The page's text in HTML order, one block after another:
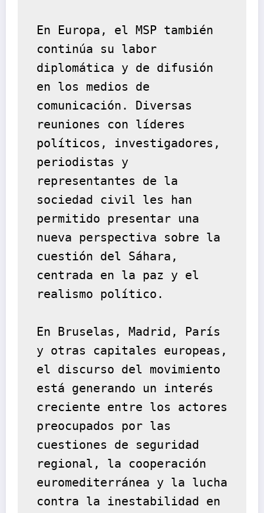
En Europa, el MSP también
continúa su labor
diplomática y de difusión
en los medios de
comunicación. Diversas
reuniones con líderes
políticos, investigadores,
periodistas y
representantes de la
sociedad civil les han
permitido presentar una
nueva perspectiva sobre la
cuestión del Sáhara,
centrada en la paz y el
realismo político.
En Bruselas, Madrid, París
y otras capitales europeas,
el discurso del movimiento
está generando un interés
creciente entre los actores
preocupados por las
cuestiones de seguridad
regional, la cooperación
euromediterránea y la lucha
contra la inestabilidad en